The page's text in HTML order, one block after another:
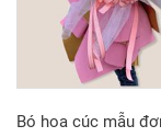
Bó hoa cúc mẫu